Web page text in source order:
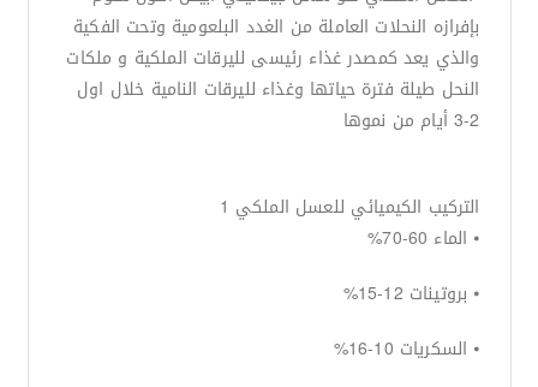
بإفرازه النحلات العاملة من الغدد البلعومية وتحت الفكية
والذي يعد كمصدر غذاء رئيسى لليرقات الملكية و ملكات
النحل طيلة فترة حياتها وغذاء لليرقات النامية خلال اول
2-3 أيام من نموها
التركيب الكيميائي للعسل الملكي 1
⦁ الماء 60-70%
⦁ بروتينات 12-15%
⦁ السكريات 10-16%